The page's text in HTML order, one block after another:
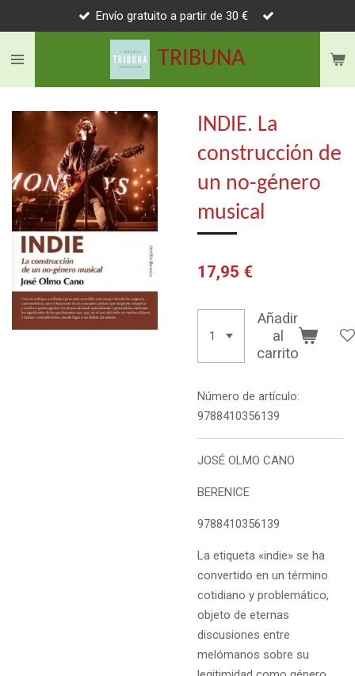
contenido
TRIBUNA
Envío gratuito a partir de 30 €
INDIE. La
construcción de
un no-género
musical
17,95 €
Añadir
al
carrito
Número de artículo:
9788410356139
JOSÉ OLMO CANO
BERENICE
9788410356139
La etiqueta «indie» se ha
convertido en un término
cotidiano y problemático,
objeto de eternas
discusiones entre
melómanos sobre su